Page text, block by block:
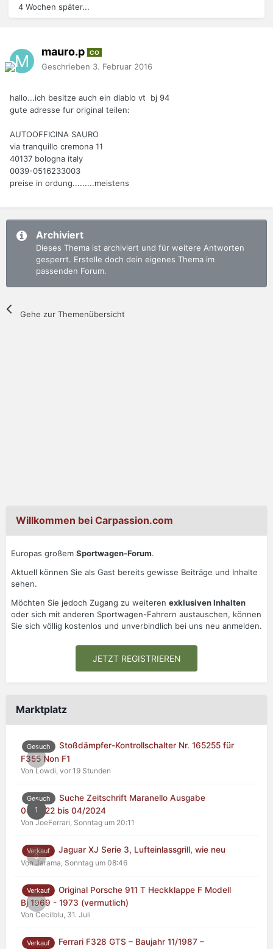
4 Wochen später...
mauro.p CO
Geschrieben 3. Februar 2016
hallo...ich besitze auch ein diablo vt bj 94
gute adresse fur original teilen:
AUTOOFFICINA SAURO
via tranquillo cremona 11
40137 bologna italy
0039-0516233003
preise in ordung.........meistens
Archiviert
Dieses Thema ist archiviert und für weitere Antworten
gesperrt. Erstelle doch dein eigenes Thema im
passenden Forum.
Gehe zur Themenübersicht
Willkommen bei Carpassion.com
Europas großem Sportwagen-Forum.
Aktuell können Sie als Gast bereits gewisse Beiträge und Inhalte
sehen.
Möchten Sie jedoch Zugang zu weiteren exklusiven Inhalten
oder sich mit anderen Sportwagen-Fahrern austauschen, können
Sie sich völlig kostenlos und unverbindlich bei uns neu anmelden.
JETZT REGISTRIEREN
Marktplatz
0
Gesuch
Stoßdämpfer-Kontrollschalter Nr. 165255 für
F355 Non F1
Von Lowdi, vor 19 Stunden
1
Gesuch
Suche Zeitschrift Maranello Ausgabe
04/2022 bis 04/2024
Von JoeFerrari, Sonntag um 20:11
0
Verkauf Jaguar XJ Serie 3, Lufteinlassgrill, wie neu
Von Jarama, Sonntag um 08:46
0
Verkauf
Original Porsche 911 T Heckklappe F Modell
Bj 1969 - 1973 (vermutlich)
Von Cecilblu, 31. Juli
Verkauf
Ferrari F328 GTS – Baujahr 11/1987 –